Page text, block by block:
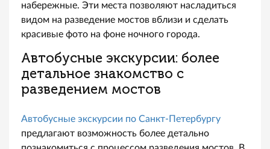
набережные. Эти места позволяют насладиться
видом на разведение мостов вблизи и сделать
красивые фото на фоне ночного города.
Автобусные экскурсии: более
детальное знакомство с
разведением мостов
Автобусные экскурсии по Санкт-Петербургу
предлагают возможность более детально